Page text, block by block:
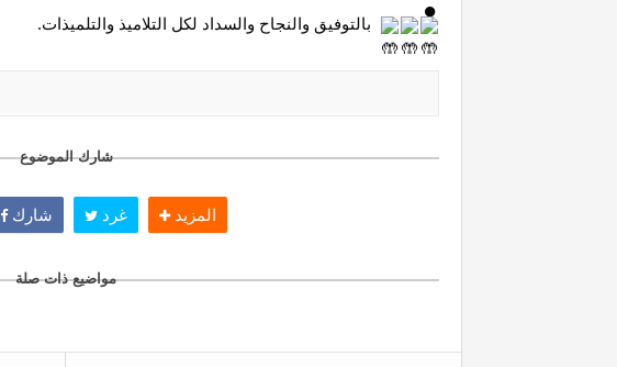
  بالتوفيق والنجاح والسداد لكل التلاميذ والتلميذات.
شارك الموضوع
شارك غرد المزيد
مواضيع ذات صلة